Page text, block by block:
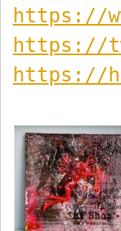
https://
https://
https://